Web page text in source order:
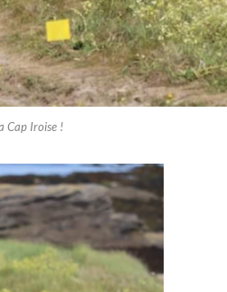
Cap Iroise !